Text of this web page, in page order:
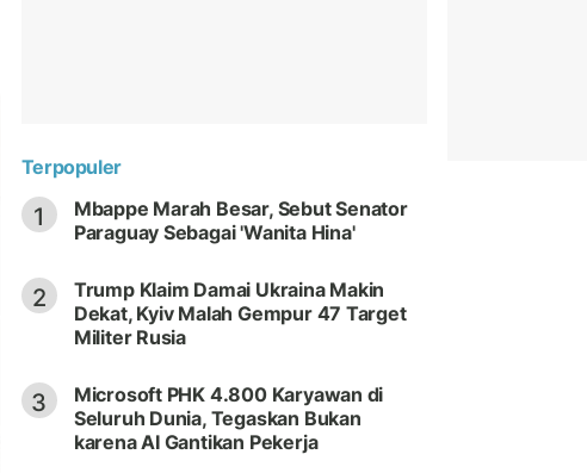
Terpopuler
1
Mbappe Marah Besar, Sebut Senator
Paraguay Sebagai 'Wanita Hina'
2
Trump Klaim Damai Ukraina Makin
Dekat, Kyiv Malah Gempur 47 Target
Militer Rusia
3
Microsoft PHK 4.800 Karyawan di
Seluruh Dunia, Tegaskan Bukan
karena AI Gantikan Pekerja